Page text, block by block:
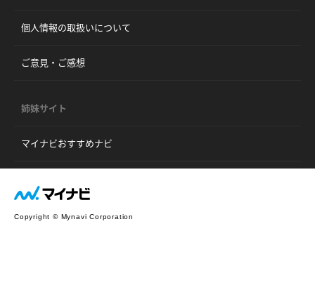
個人情報の取扱いについて
ご意見・ご感想
姉妹サイト
マイナビおすすめナビ
Copyright © Mynavi Corporation